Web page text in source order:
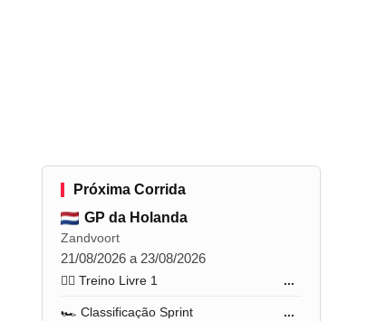
Próxima Corrida
GP da Holanda
Zandvoort
21/08/2026 a 23/08/2026
🏋️‍♂️ Treino Livre 1 ...
🏎️ Classificação Sprint ...